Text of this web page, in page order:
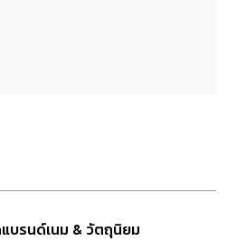
บรนด์เนม & วัตถุนิยม